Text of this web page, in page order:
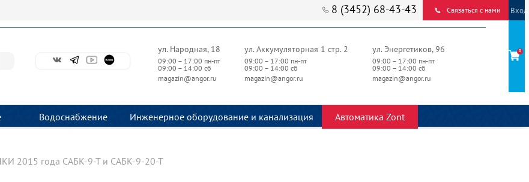
8 (3452) 68-43-43 Связаться с нами
ул. Народная, 18
09:00 – 17:00 пн-пт
09:00 – 14:00 сб
magazin@angor.ru
ул. Аккумуляторная 1 стр. 2
09:00 – 17:00 пн-пт
09:00 – 14:00 сб
magazin@angor.ru
ул. Энергетиков, 96
09:00 – 17:00 пн-пт
09:00 – 14:00 сб
magazin@angor.ru
Водоснабжение Инженерное оборудование и канализация Автоматика Zont
Вход
0
2015 года САБК-9-Т и САБК-9-20-Т